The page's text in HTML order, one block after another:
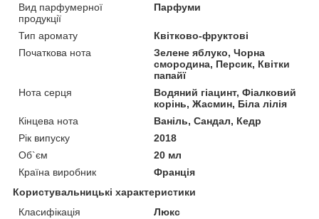
Вид парфумерної
продукції
Парфуми
Тип аромату
Квітково-фруктові
Початкова нота
Зелене яблуко, Чорна
смородина, Персик, Квітки
папайї
Нота серця
Водяний гіацинт, Фіалковий
корінь, Жасмин, Біла лілія
Кінцева нота
Ваніль, Сандал, Кедр
Рік випуску
2018
Об`єм
20 мл
Країна виробник
Франція
Користувальницькі характеристики
Класифікація
Люкс